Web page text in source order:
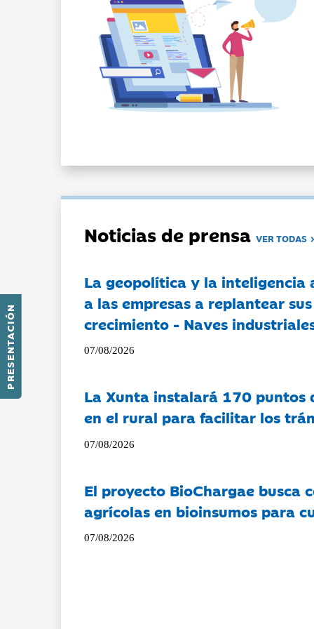
PRESENTACIÓN
Noticias de prensaVER TODAS
La geopolítica y la
a las empresas a replantear
crecimiento - Naves
07/08/2026
La Xunta instalará 170 puntos
en el rural para facilitar los
07/08/2026
El proyecto BioChargae busca
agrícolas en bioinsumos para
07/08/2026